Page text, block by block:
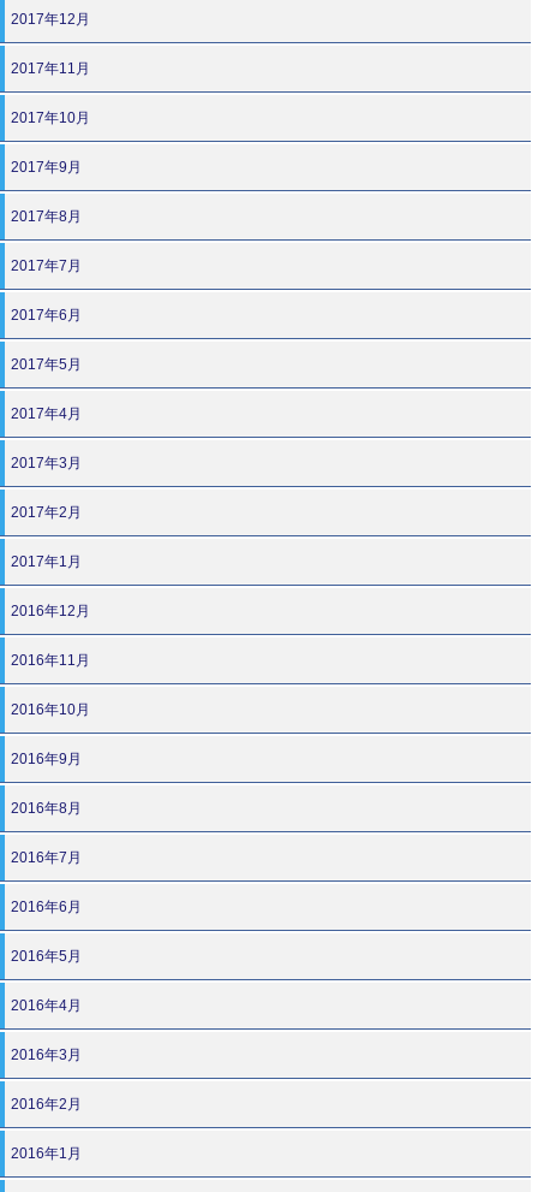
2017年12月
2017年11月
2017年10月
2017年9月
2017年8月
2017年7月
2017年6月
2017年5月
2017年4月
2017年3月
2017年2月
2017年1月
2016年12月
2016年11月
2016年10月
2016年9月
2016年8月
2016年7月
2016年6月
2016年5月
2016年4月
2016年3月
2016年2月
2016年1月